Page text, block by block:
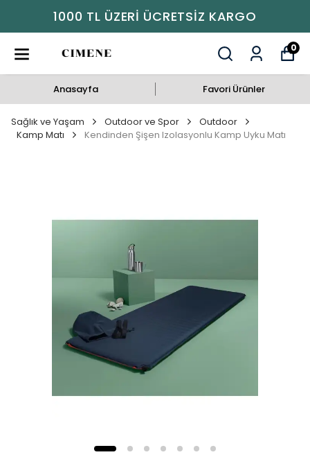
1000 TL ÜZERI ÜCRETSIZ KARGO
0
Anasayfa Favori Ürünler
Sağlık ve Yaşam Outdoor ve Spor
Outdoor
Kamp Matı
Kendinden Şişen Izolasyonlu Kamp Uyku Matı